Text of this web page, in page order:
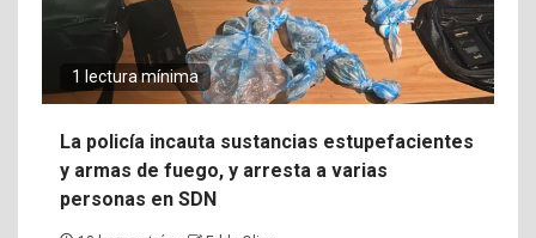
1 lectura mínima
La policía incauta sustancias estupefacientes
y armas de fuego, y arresta a varias
personas en SDN